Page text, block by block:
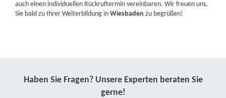
auch einen individuellen Rückruftermin vereinbaren. Wir freuen uns,
Sie bald zu Ihrer Weiterbildung inWiesbaden zu begrüßen!
Haben Sie Fragen? Unsere Experten beraten Sie
gerne!